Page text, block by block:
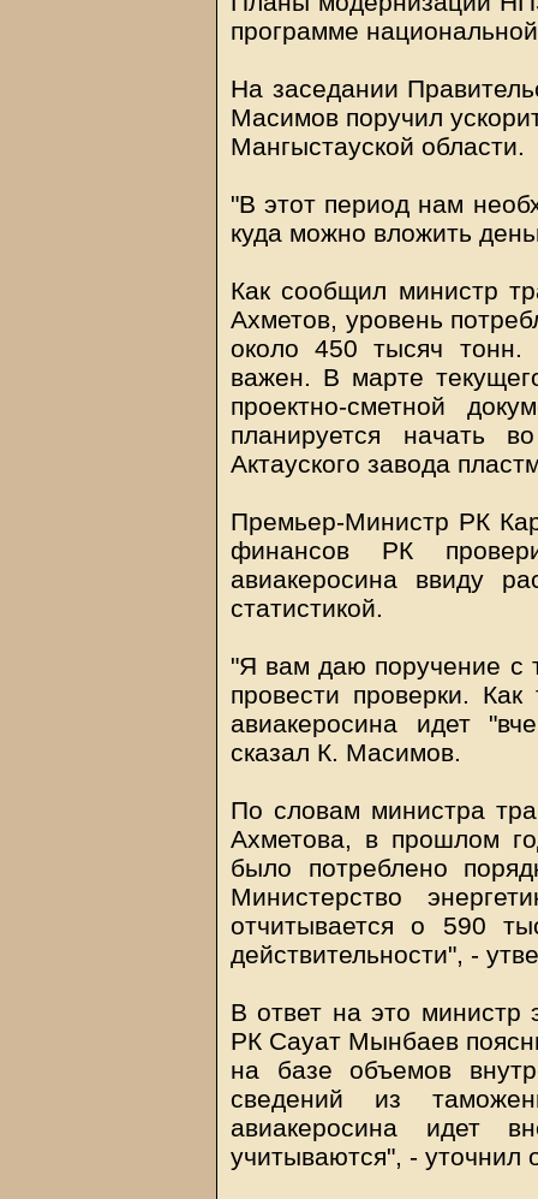
программе
На заседании
Масимов поручил
Мангыстауской области.
"В этот период нам
куда можно вложить
Как сообщил министр
Ахметов, уровень
около 450 тысяч
важен. В марте
проектно-сметной
планируется начать
Актауского завода
Премьер-Министр РК
финансов РК
авиакеросина ввиду
статистикой.
"Я вам даю поручение с
провести проверки.
авиакеросина идет
сказал К. Масимов.
По словам министра
Ахметова, в прошлом
было потреблено
Министерство
отчитывается о 590
действительности", -
В ответ на это министр
РК Сауат Мынбаев
на базе объемов
сведений из
авиакеросина идет
учитываются", - уточнил